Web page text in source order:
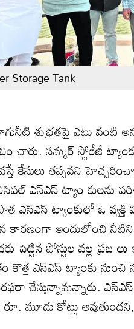
Storage Tank
శుభ్రతపై ఎటు వంటి
చారు. సమ్మర్‌ స్టోరేజీ
కేసులు తప్పవని
ఎస్‌ఎస్‌ ట్యాం కులను
ఎస్‌ఎస్‌ ట్యాంకులో ఓ
కారణంగా అందులోంచి
పోస్టుల వల్ల ప్రజ
కొత్త ఎస్‌ఎస్‌ ట్యాంకు
చేస్తున్నామన్నారు. ఎస్‌ఎస్‌
మూడు కోట్లు అవుతుందని,